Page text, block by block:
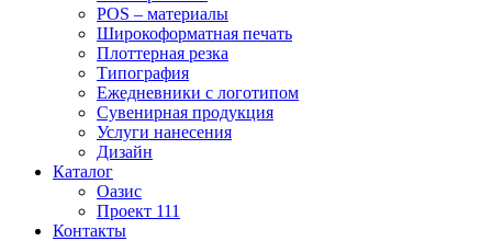
POS – материалы
Широкоформатная печать
Плоттерная резка
Типография
Ежедневники с логотипом
Сувенирная продукция
Услуги нанесения
Дизайн
Каталог
Оазис
Проект 111
Контакты